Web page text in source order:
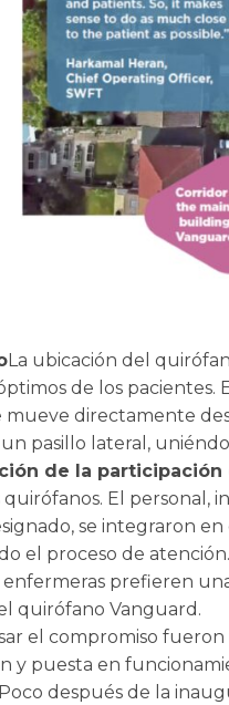
La ubicación del
de los pacientes.
mueve directamente
pasillo lateral,
de la participación
quirófanos. El personal,
se integraron
el proceso de
enfermeras prefieren
quirófano Vanguard.
el compromiso
y puesta en
después de la